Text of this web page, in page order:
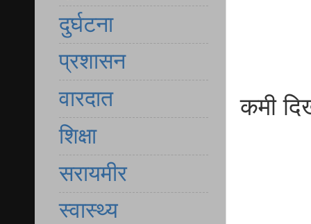
कमी
दुर्घटना
प्रशासन
वारदात
शिक्षा
सरायमीर
स्वास्थ्य